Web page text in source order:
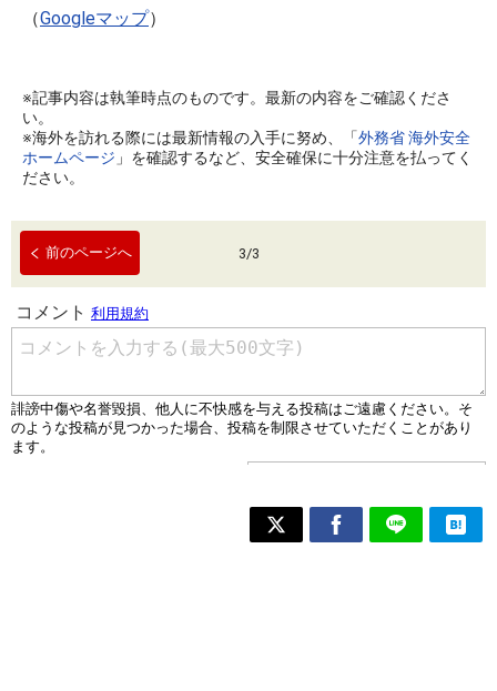
（Googleマップ）
※記事内容は執筆時点のものです。最新の内容をご確認くださ
い。
※海外を訪れる際には最新情報の入手に努め、「外務省 海外安全
ホームページ 」を確認するなど、安全確保に十分注意を払ってく
ださい。
前のページへ 3/3